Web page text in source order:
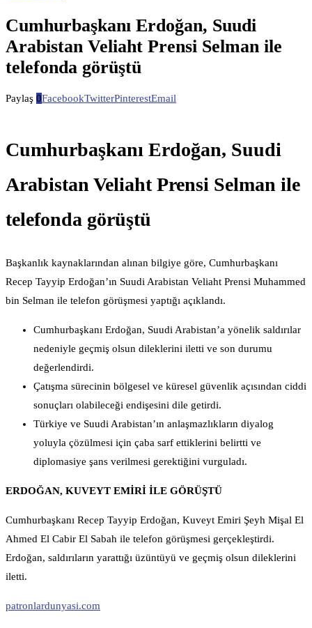
Cumhurbaşkanı Erdoğan, Suudi
Arabistan Veliaht Prensi Selman ile
telefonda görüştü
Paylaş 0FacebookTwitterPinterestEmail
Cumhurbaşkanı Erdoğan, Suudi
Arabistan Veliaht Prensi Selman ile
telefonda görüştü
Başkanlık kaynaklarından alınan bilgiye göre, Cumhurbaşkanı
Recep Tayyip Erdoğan’ın Suudi Arabistan Veliaht Prensi Muhammed
bin Selman ile telefon görüşmesi yaptığı açıklandı.
Cumhurbaşkanı Erdoğan, Suudi Arabistan’a yönelik saldırılar
nedeniyle geçmiş olsun dileklerini iletti ve son durumu
değerlendirdi.
Çatışma sürecinin bölgesel ve küresel güvenlik açısından ciddi
sonuçları olabileceği endişesini dile getirdi.
Türkiye ve Suudi Arabistan’ın anlaşmazlıkların diyalog
yoluyla çözülmesi için çaba sarf ettiklerini belirtti ve
diplomasiye şans verilmesi gerektiğini vurguladı.
ERDOĞAN, KUVEYT EMİRİ İLE GÖRÜŞTÜ
Cumhurbaşkanı Recep Tayyip Erdoğan, Kuveyt Emiri Şeyh Mişal El
Ahmed El Cabir El Sabah ile telefon görüşmesi gerçekleştirdi.
Erdoğan, saldırıların yarattığı üzüntüyü ve geçmiş olsun dileklerini
iletti.
patronlardunyasi.com